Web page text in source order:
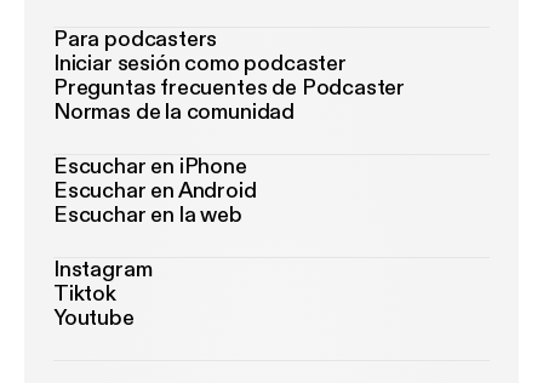
Para podcasters
Iniciar sesión como podcaster
Preguntas frecuentes de Podcaster
Normas de la comunidad
Escuchar en iPhone
Escuchar en Android
Escuchar en la web
Instagram
Tiktok
Youtube